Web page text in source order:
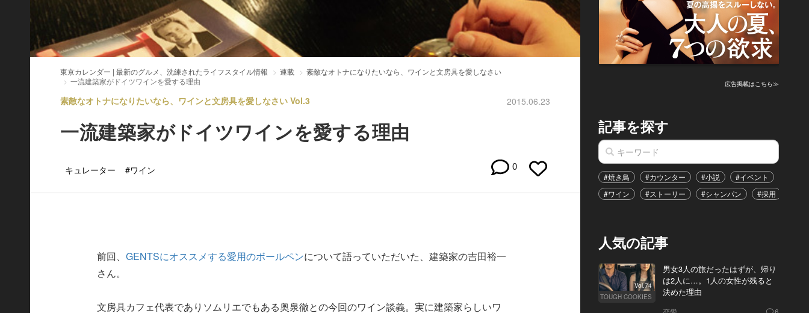
東京カレンダー | 最新のグルメ、洗練されたライフスタイル情報 連載
素敵なオトナになりたいなら、ワインと文房具を愛しなさい
一流建築家がドイツワインを愛する理由
素敵なオトナになりたいなら、ワインと文房具を愛しなさい Vol.3 2015.06.23
一流建築家がドイツワインを愛する理由
キュレーター #ワイン 0
前回、GENTSにオススメする愛用のボールペンについて語っていただいた、建築家の吉田裕一
さん。
文房具カフェ代表でありソムリエでもある奥泉徹との今回のワイン談義。実に建築家らしいワ
広告掲載はこちら≫
記事を探す
#焼き鳥 #カウンター #小説 #イベント
#ワイン
#ストーリー #シャンパン #採用
人気の記事
Vol.74
TOUGH COOKIES
男女3人の旅だったはずが、帰り
は2人に…。1人の女性が残ると
決めた理由